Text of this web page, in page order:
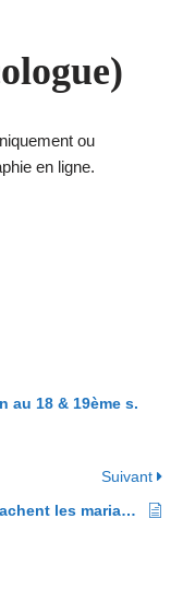
ou
en ligne.
au 18 & 19ème s.
Suivant
Génétique des populations : que cachent les mariages homonymes ?